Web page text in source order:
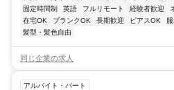
固定時間制
英語 フルリモート 経験者歓迎
在宅OK
ブランクOK 長期歓迎 ピアスOK
髪型・髪色自由
同じ企業の求人
アルバイト・パート